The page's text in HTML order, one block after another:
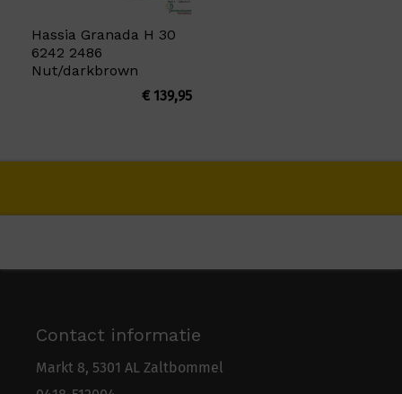
Hassia Granada H 30
6242 2486
Nut/darkbrown
€139,95
Contact informatie
Markt 8, 5301 AL Zaltbommel